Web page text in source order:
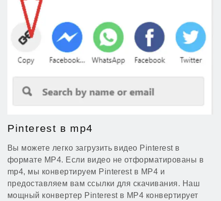
Pinterest в mp4
Вы можете легко загрузить видео Pinterest в
формате MP4. Если видео не отформатированы в
mp4, мы конвертируем Pinterest в MP4 и
предоставляем вам ссылки для скачивания. Наш
мощный конвертер Pinterest в MP4 конвертирует